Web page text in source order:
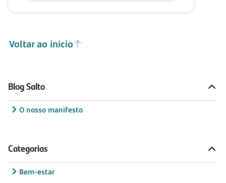
Voltar ao início
Blog Salto
O nosso manifesto
Categorias
Bem-estar